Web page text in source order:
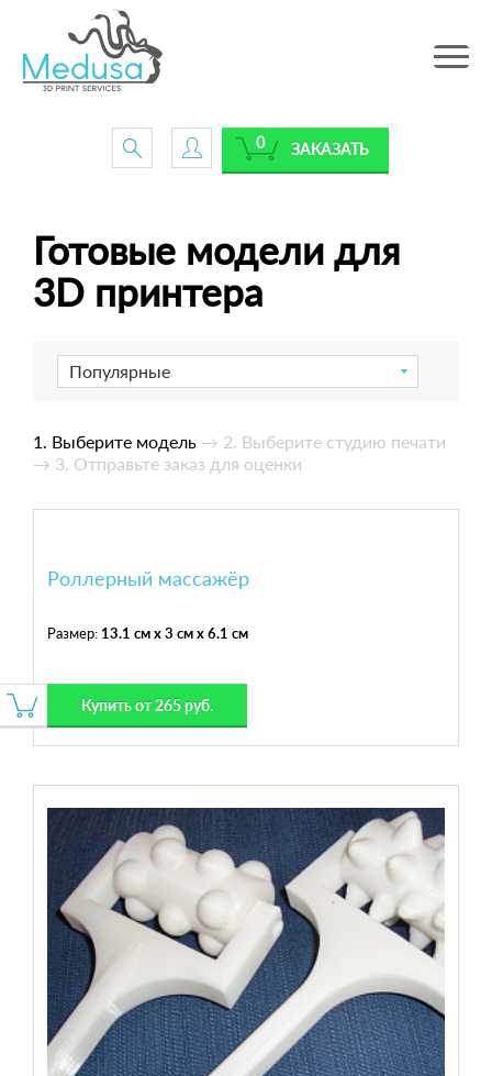
Toggle
ЗАКАЗАТЬ
0
Готовые модели для
3D принтера
Популярные
1. Выберите модель → 2. Выберите студию печати
→ 3. Отправьте заказ для оценки
Роллерный массажёр
Размер: 13.1 см x 3 см x 6.1 см
Купить от 265 руб.